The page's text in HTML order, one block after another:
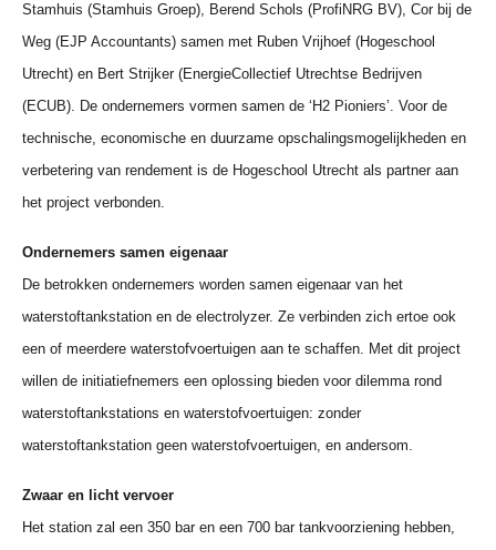
Stamhuis (Stamhuis Groep), Berend Schols (ProfiNRG BV), Cor bij de
Weg (EJP Accountants) samen met Ruben Vrijhoef (Hogeschool
Utrecht) en Bert Strijker (EnergieCollectief Utrechtse Bedrijven
(ECUB). De ondernemers vormen samen de ‘H2 Pioniers’. Voor de
technische, economische en duurzame opschalingsmogelijkheden en
verbetering van rendement is de Hogeschool Utrecht als partner aan
het project verbonden.
Ondernemers samen eigenaar
De betrokken ondernemers worden samen eigenaar van het
waterstoftankstation en de electrolyzer. Ze verbinden zich ertoe ook
een of meerdere waterstofvoertuigen aan te schaffen. Met dit project
willen de initiatiefnemers een oplossing bieden voor dilemma rond
waterstoftankstations en waterstofvoertuigen: zonder
waterstoftankstation geen waterstofvoertuigen, en andersom.
Zwaar en licht vervoer
Het station zal een 350 bar en een 700 bar tankvoorziening hebben,